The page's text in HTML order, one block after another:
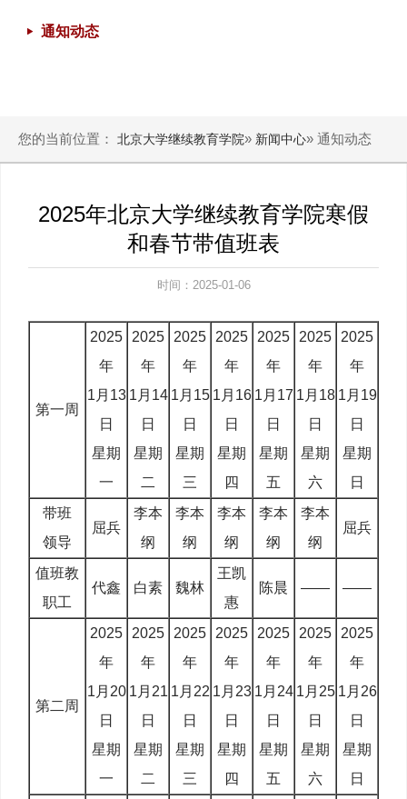
通知动态
您的当前位置： 北京大学继续教育学院» 新闻中心» 通知动态
2025年北京大学继续教育学院寒假
和春节带值班表
时间：2025-01-06
第一周
2025
年
1月13
日
星期
一
2025
年
1月14
日
星期
二
2025
年
1月15
日
星期
三
2025
年
1月16
日
星期
四
2025
年
1月17
日
星期
五
2025
年
1月18
日
星期
六
2025
年
1月19
日
星期
日
带班
领导
屈兵
李本
纲
李本
纲
李本
纲
李本
纲
李本
纲
屈兵
值班教
职工
代鑫 白素 魏林
王凯
惠
陈晨 —— ——
第二周
2025
年
1月20
日
星期
一
2025
年
1月21
日
星期
二
2025
年
1月22
日
星期
三
2025
年
1月23
日
星期
四
2025
年
1月24
日
星期
五
2025
年
1月25
日
星期
六
2025
年
1月26
日
星期
日